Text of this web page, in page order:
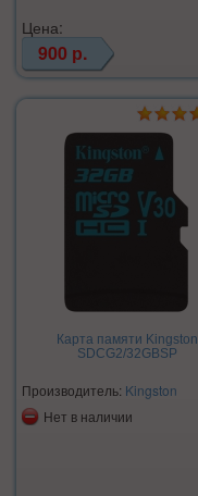
Цена:
900 р.
Карта памяти Kingston
SDCG2/32GBSP
Производитель: Kingston
Нет в наличии